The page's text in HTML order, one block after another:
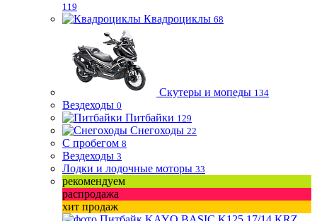
119
Квадроциклы 68
Скутеры и мопеды 134
Вездеходы 0
Питбайки 129
Снегоходы 22
С пробегом 8
Вездеходы 3
Лодки и лодочные моторы 33
рекомендуем
распродажа
хит продаж